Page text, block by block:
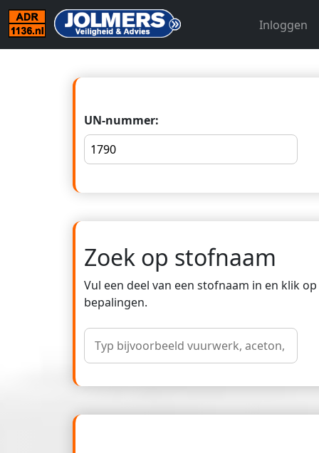
Inloggen
UN-nummer:
Zoek op stofnaam
Vul een deel van een stofnaam in en klik
bepalingen.